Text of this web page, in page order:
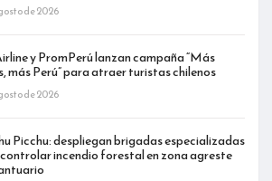
de 2026
y PromPerú lanzan campaña “Más
más Perú” para atraer turistas chilenos
de 2026
Picchu: despliegan brigadas especializadas
incendio forestal en zona agreste